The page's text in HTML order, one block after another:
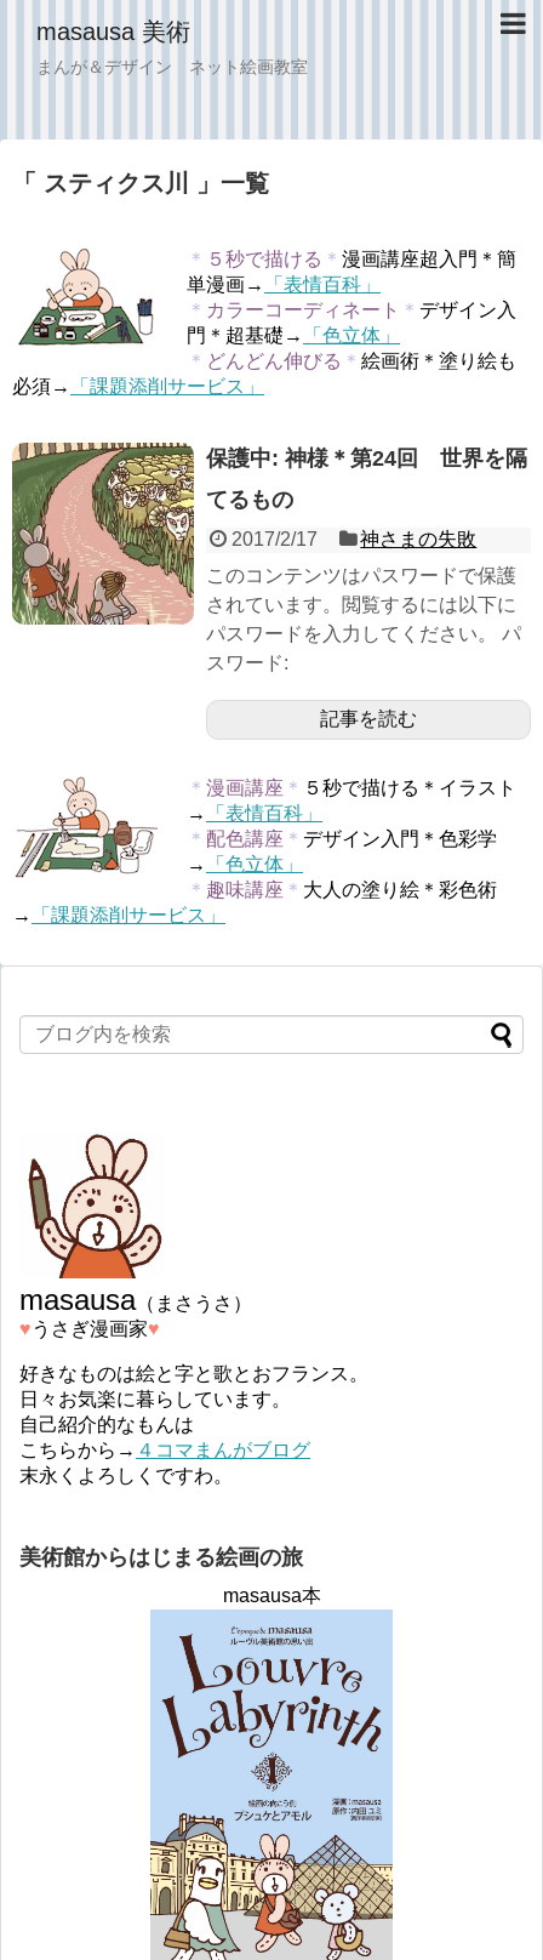
masausa 美術
まんが＆デザイン ネット絵画教室
「 スティクス川 」一覧
＊ ５秒で描ける ＊ 漫画講座超入門＊簡
単漫画→
「表情百科」
＊ カラーコーディネート ＊ デザイン入
門＊超基礎→
「色立体」
＊ どんどん伸びる ＊ 絵画術＊塗り絵も
必須→
「課題添削サービス」
保護中: 神様＊第24回 世界を隔
てるもの
2017/2/17
神さまの失敗
このコンテンツはパスワードで保護
されています。閲覧するには以下に
パスワードを入力してください。 パ
スワード:
記事を読む
＊ 漫画講座 ＊ ５秒で描ける＊イラスト
→
「表情百科」
＊ 配色講座 ＊ デザイン入門＊色彩学
→
「色立体」
＊ 趣味講座 ＊ 大人の塗り絵＊彩色術
→
「課題添削サービス」
masausa（まさうさ）
♥︎ うさぎ漫画家♥︎
好きなものは絵と字と歌とおフランス。
日々お気楽に暮らしています。
自己紹介的なもんは
こちらから→ ４コマまんがブログ
末永くよろしくですわ。
美術館からはじまる絵画の旅
masausa本